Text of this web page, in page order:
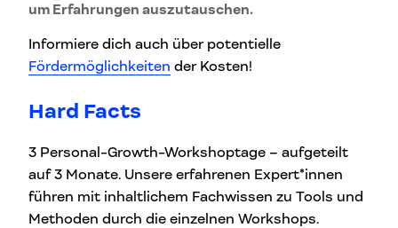
um Erfahrungen auszutauschen.
Informiere dich auch über potentielle
Fördermöglichkeiten der Kosten!
Hard Facts
3 Personal-Growth-Workshoptage – aufgeteilt
auf 3 Monate. Unsere erfahrenen Expert*innen
führen mit inhaltlichem Fachwissen zu Tools und
Methoden durch die einzelnen Workshops.